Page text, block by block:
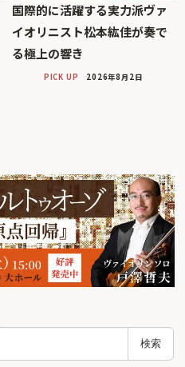
国際的に活躍する実力派ヴァ
イオリニスト松本紘佳が奏で
る極上の響き
PICK UP 2026年8月2日
検索